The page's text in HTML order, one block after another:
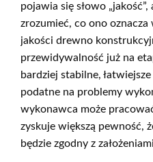
pojawia się słowo
zrozumieć, co ono
jakości drewno
przewidywalność już na
bardziej stabilne,
podatne na problemy
wykonawca może
zyskuje większą pewność,
będzie zgodny z